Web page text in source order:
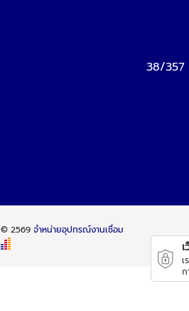
38/357
© 2569จำหน่ายอุปกรณ์งานเชื่อม
เ
ก